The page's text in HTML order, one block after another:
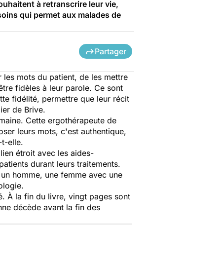
à retranscrire leur vie,
qui permet aux malades de
Partager
mots du patient, de les mettre
fidèles à leur parole. Ce sont
fidélité, permettre que leur récit
de Brive.
Cette ergothérapeute de
leurs mots, c'est authentique,
elle.
étroit avec les aides-
durant leurs traitements.
homme, une femme avec une
À la fin du livre, vingt pages sont
décède avant la fin des